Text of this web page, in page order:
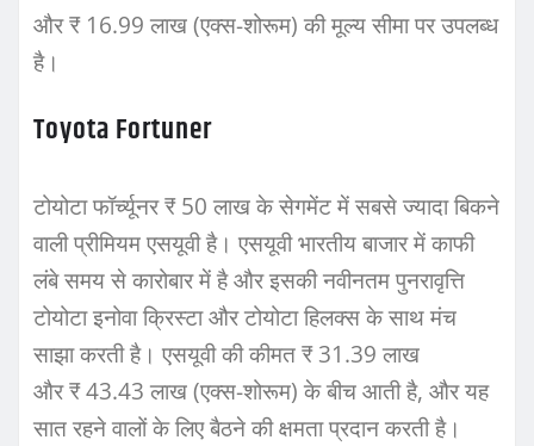
और ₹ 16.99 लाख (एक्स-शोरूम) की मूल्य सीमा पर उपलब्ध
है।
Toyota Fortuner
टोयोटा फॉर्च्यूनर ₹ 50 लाख के सेगमेंट में सबसे ज्यादा बिकने
वाली प्रीमियम एसयूवी है। एसयूवी भारतीय बाजार में काफी
लंबे समय से कारोबार में है और इसकी नवीनतम पुनरावृत्ति
टोयोटा इनोवा क्रिस्टा और टोयोटा हिलक्स के साथ मंच
साझा करती है। एसयूवी की कीमत ₹ 31.39 लाख
और ₹ 43.43 लाख (एक्स-शोरूम) के बीच आती है, और यह
सात रहने वालों के लिए बैठने की क्षमता प्रदान करती है।